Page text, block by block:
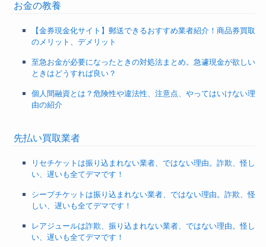
お金の教養
【金券現金化サイト】郵送できるおすすめ業者紹介！商品券買取
のメリット、デメリット
至急お金が必要になったときの対処法まとめ。急遽現金が欲しい
ときはどうすれば良い？
個人間融資とは？危険性や違法性、注意点、やってはいけない理
由の紹介
先払い買取業者
リセチケットは振り込まれない業者、ではない理由。詐欺、怪し
い、遅いも全てデマです！
シープチケットは振り込まれない業者、ではない理由。詐欺、怪
しい、遅いも全てデマです！
レアジュールは詐欺、振り込まれない業者、ではない理由。怪し
い、遅いも全てデマです！